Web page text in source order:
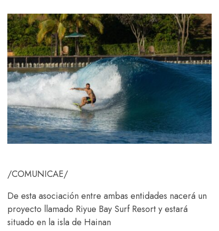
/COMUNICAE/
De esta asociación entre ambas entidades nacerá un
proyecto llamado Riyue Bay Surf Resort y estará
situado en la isla de Hainan